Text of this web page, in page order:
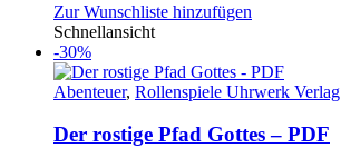
Zur Wunschliste hinzufügen
Schnellansicht
-30%
Abenteuer, Rollenspiele Uhrwerk Verlag
Der rostige Pfad Gottes – PDF